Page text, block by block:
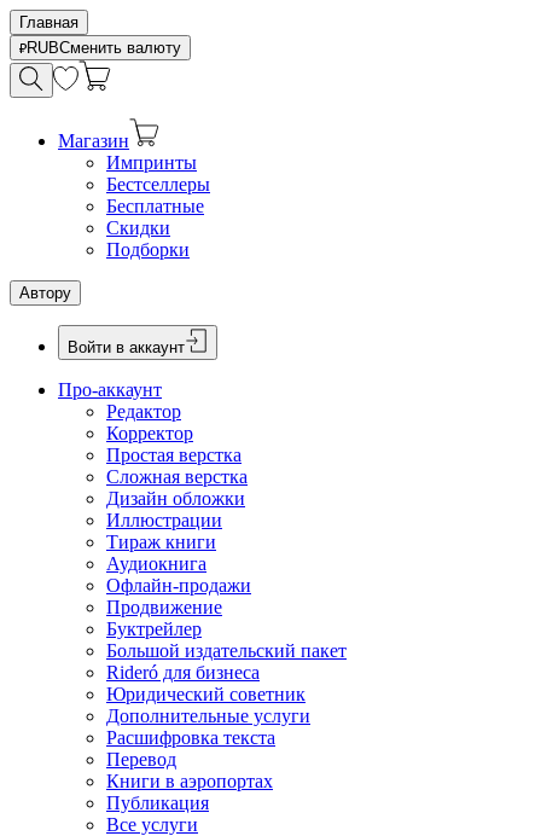
Главная
RUBСменить валюту
Магазин
Импринты
Бестселлеры
Бесплатные
Скидки
Подборки
Автору
Войти в аккаунт
Про-аккаунт
Редактор
Корректор
Простая верстка
Сложная верстка
Дизайн обложки
Иллюстрации
Тираж книги
Аудиокнига
Офлайн-продажи
Продвижение
Буктрейлер
Большой издательский пакет
Rideró для бизнеса
Юридический советник
Дополнительные услуги
Расшифровка текста
Перевод
Книги в аэропортах
Публикация
Все услуги